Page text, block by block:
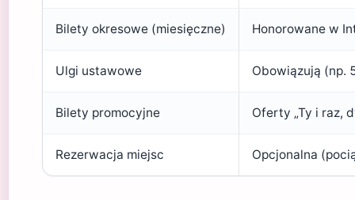
Bilety okresowe (miesięczne) Honorowane w
Ulgi ustawowe Obowiązują (np.
Bilety promocyjne Oferty „Ty i raz,
Rezerwacja miejsc Opcjonalna